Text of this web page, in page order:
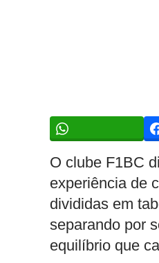
O clube F1BC
experiência de
divididas em
separando por
equilíbrio que